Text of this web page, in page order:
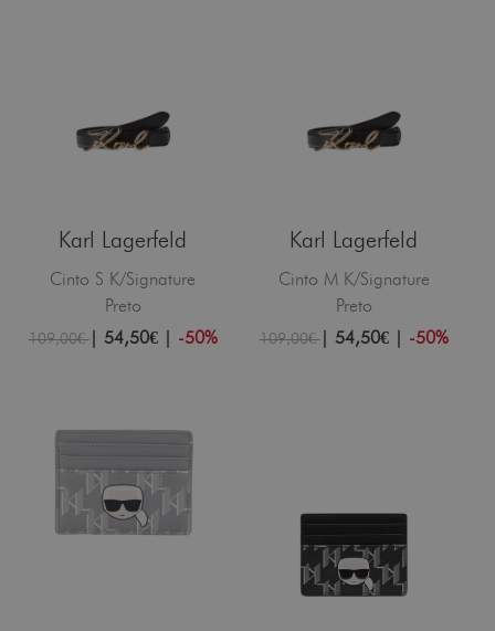
Karl Lagerfeld
Cinto S K/Signature
Preto
109,00€| 54,50€| -50%
Karl Lagerfeld
Cinto M K/Signature
Preto
109,00€| 54,50€| -50%